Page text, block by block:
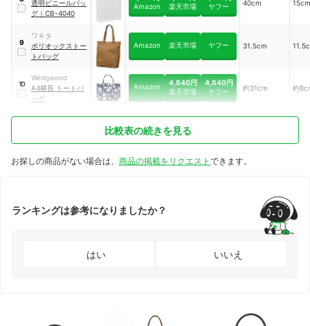
透明ビニールバッ
グ ｜ CB-4040
Amazon
楽天市場
ヤフー
40cm 15cm
9
ワキタ
ポリオックストー
トバッグ
Amazon 楽天市場 ヤフー 31.5cm
10
Wedgwood
A4横長 トートバ
ッグ
Amazon
4,840円
楽天市場
4,840円
ヤフー
約31cm 約
比較表の続きを見る
お探しの商品がない場合は、 商品の掲載をリクエスト できます。
ランキングは参考になりましたか？
はい いいえ